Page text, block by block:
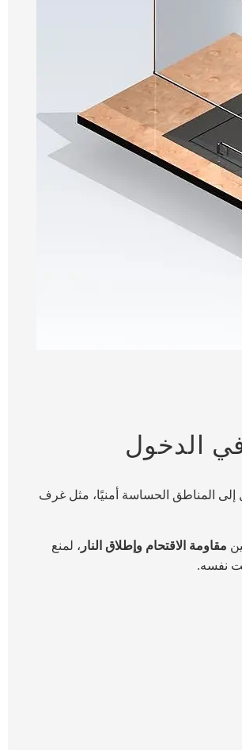
في الدخول
إلى المناطق الحساسة أمنيًا، مثل غرف
مقاومة الاقتحام وإطلاق النار ، لمنع
نفسه.